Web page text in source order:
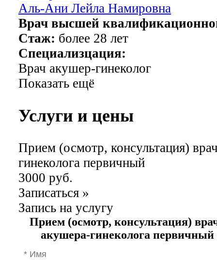
Аль-Ани Лейла Намировна
Врач высшей
Стаж: более 28 лет
Специализцация:
Врач акушер-гинеколог
Показать ещё
Услуги и цены
Прием (осмотр, консультация)
гинеколога первичный
3000 руб.
Записаться »
Запись на услугу
Прием (осмотр, консультация)
акушера-гинеколога первичный